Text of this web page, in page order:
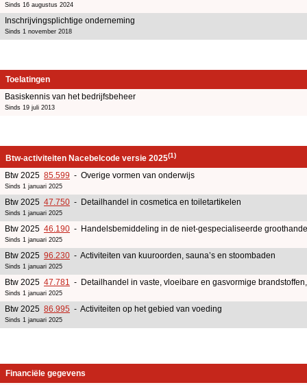
Sinds 16 augustus 2024
Inschrijvingsplichtige onderneming
Sinds 1 november 2018
Toelatingen
Basiskennis van het bedrijfsbeheer
Sinds 19 juli 2013
Btw-activiteiten Nacebelcode versie 2025(1)
Btw 2025 85.599 - Overige vormen van onderwijs
Sinds 1 januari 2025
Btw 2025 47.750 - Detailhandel in cosmetica en toiletartikelen
Sinds 1 januari 2025
Btw 2025 46.190 - Handelsbemiddeling in de niet-gespecialiseerde
Sinds 1 januari 2025
Btw 2025 96.230 - Activiteiten van kuuroorden, sauna’s en stoombaden
Sinds 1 januari 2025
Btw 2025 47.781 - Detailhandel in vaste, vloeibare en gasvormige
Sinds 1 januari 2025
Btw 2025 86.995 - Activiteiten op het gebied van voeding
Sinds 1 januari 2025
Financiële gegevens